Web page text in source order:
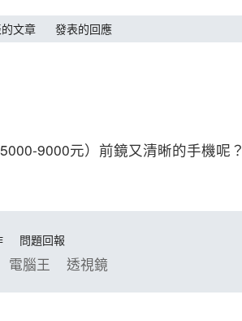
文章 發表的回應
9000元）前鏡又清晰的手機呢？
問題回報
電腦王 透視鏡